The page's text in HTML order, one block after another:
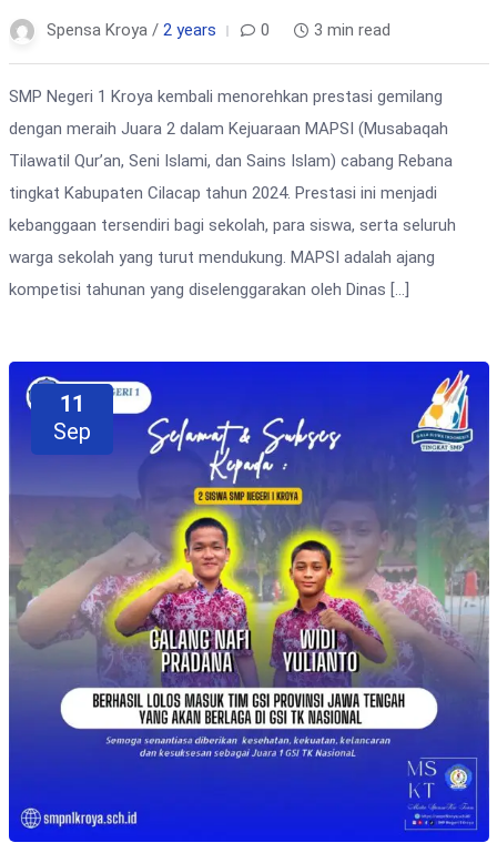
Spensa Kroya / 2 years 0 3 min read
SMP Negeri 1 Kroya kembali menorehkan prestasi gemilang
dengan meraih Juara 2 dalam Kejuaraan MAPSI (Musabaqah
Tilawatil Qur’an, Seni Islami, dan Sains Islam) cabang Rebana
tingkat Kabupaten Cilacap tahun 2024. Prestasi ini menjadi
kebanggaan tersendiri bagi sekolah, para siswa, serta seluruh
warga sekolah yang turut mendukung. MAPSI adalah ajang
kompetisi tahunan yang diselenggarakan oleh Dinas […]
11
Sep